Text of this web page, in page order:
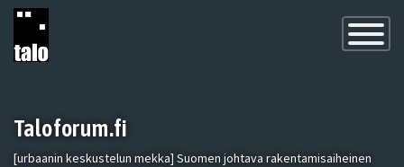
Toggle
Taloforum.fi
[urbaanin keskustelun mekka] Suomen johtava rakentamisaiheinen